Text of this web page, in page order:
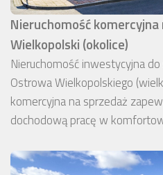
Nieruchomość
Wielkopolski (okolice)
Nieruchomość inwestycyjna
Ostrowa Wielkopolskiego
komercyjna na sprzedaż
dochodową pracę w